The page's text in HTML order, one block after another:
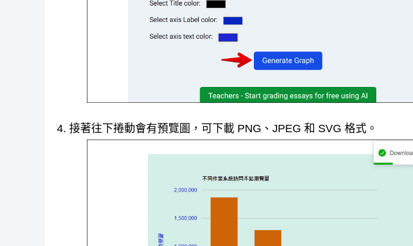
4. 接著往下捲動會有預覽圖，可下載 PNG、JPEG 和 SVG 格式。